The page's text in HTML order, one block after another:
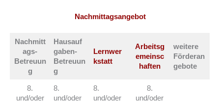
Nachmittagsangebot
Nachmitt
ags-
Betreuun
g
Hausauf
gaben-
Betreuun
g
Lernwer
kstatt
Arbeitsg
emeinsc
haften
weitere
Förderan
gebote
8.
und/oder
8.
und/oder
8.
und/oder
8.
und/oder